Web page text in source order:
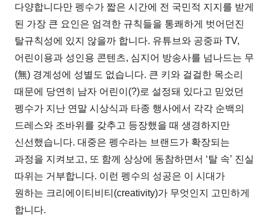
다양합니다만 펭수가 짧은 시간에 전 국민적 지지를 받게
된 가장 큰 요인은 엄격한 규칙들을 통쾌하게 벗어던진
탈규칙성에 있지 않을까 합니다. 유튜브와 공중파 TV,
어린이용과 성인용 콘텐츠, 심지어 방송사를 넘나드는 무
(無) 경계성에 성별도 없습니다. 큰 키와 걸걸한 목소리
때문에 당연히 남자 어린이(?)로 설정돼 있다고 믿었던
펭수가 지난 연말 시상식과 타종 행사에서 각각 순백의
드레스와 조바위를 갖추고 등장했을 때 생경하지만
신선했습니다. 대중은 펭수라는 브랜드가 확장되는
과정을 지켜보고, 또 함께 상상에 동참하면서 ‘탈 속’ 진실
따위는 거부합니다. 이런 펭수의 성공은 이 시대가
원하는 크리에이티비티(creativity)가 무엇인지 고민하게
합니다.